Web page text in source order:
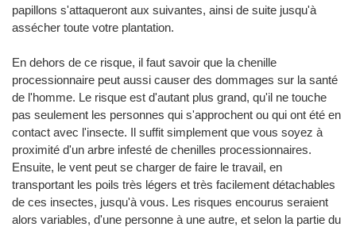
papillons s'attaqueront aux suivantes, ainsi de suite jusqu'à
assécher toute votre plantation.
En dehors de ce risque, il faut savoir que la chenille
processionnaire peut aussi causer des dommages sur la santé
de l'homme. Le risque est d'autant plus grand, qu'il ne touche
pas seulement les personnes qui s'approchent ou qui ont été en
contact avec l'insecte. Il suffit simplement que vous soyez à
proximité d'un arbre infesté de chenilles processionnaires.
Ensuite, le vent peut se charger de faire le travail, en
transportant les poils très légers et très facilement détachables
de ces insectes, jusqu'à vous. Les risques encourus seraient
alors variables, d'une personne à une autre, et selon la partie du